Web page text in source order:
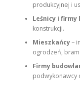
produkcyjnej i
Leśnicy i firmy
konstrukcji.
Mieszkańcy–
ogrodzeń,
Firmy
podwykonawcy